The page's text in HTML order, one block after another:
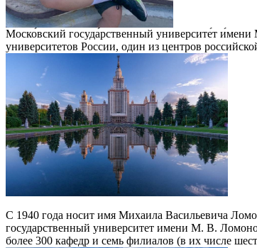
Моско́вский госуда́рственный университе́т
университетов России, один из центров
C 1940 года носит имя Михаила Васильевича
государственный университет имени М. В.
более 300 кафедр и семь филиалов (в их числе